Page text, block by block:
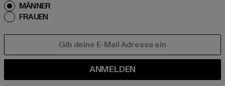
MÄNNER
FRAUEN
ANMELDEN